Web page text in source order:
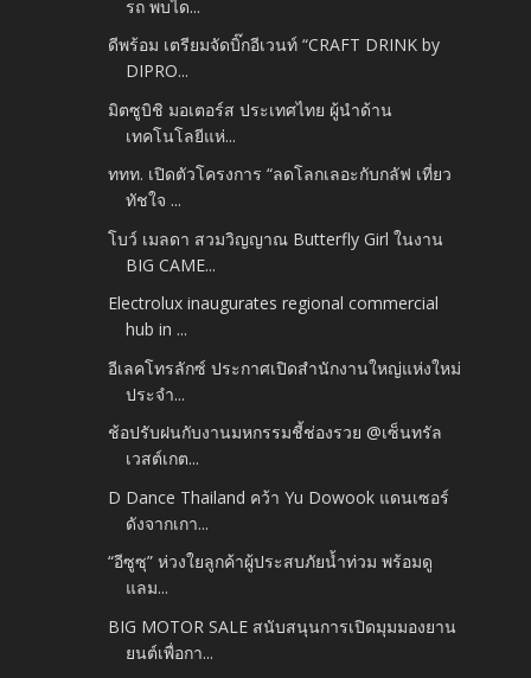
รถ พบได...
ดีพร้อม เตรียมจัดบิ๊กอีเวนท์ “CRAFT DRINK by
DIPRO...
มิตซูบิชิ มอเตอร์ส ประเทศไทย ผู้นำด้าน
เทคโนโลยีแห่...
ททท. เปิดตัวโครงการ “ลดโลกเลอะกับกลัฟ เที่ยว
ทัชใจ ...
โบว์ เมลดา สวมวิญญาณ Butterfly Girl ในงาน
BIG CAME...
Electrolux inaugurates regional commercial
hub in ...
อีเลคโทรลักซ์ ประกาศเปิดสำนักงานใหญ่แห่งใหม่
ประจำ...
ช้อปรับฝนกับงานมหกรรมชี้ช่องรวย @เซ็นทรัล
เวสต์เกต...
D Dance Thailand คว้า Yu Dowook แดนเซอร์
ดังจากเกา...
“อีซูซุ” ห่วงใยลูกค้าผู้ประสบภัยน้ำท่วม พร้อมดู
แลม...
BIG MOTOR SALE สนับสนุนการเปิดมุมมองยาน
ยนต์เพื่อกา...